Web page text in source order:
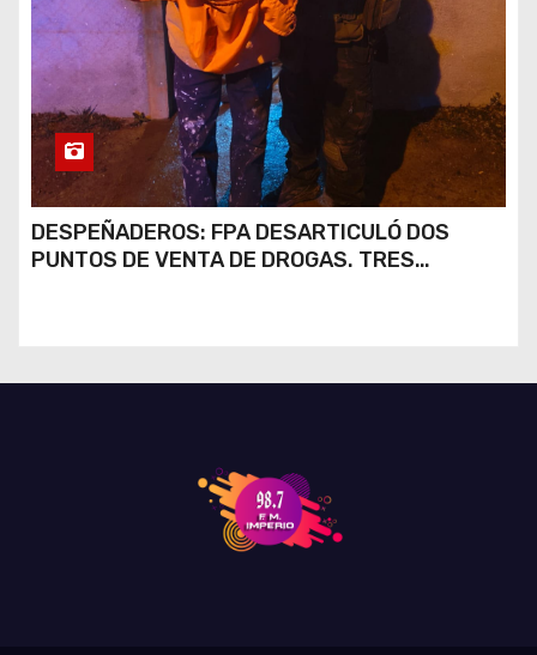
DESPEÑADEROS: FPA DESARTICULÓ DOS
PUNTOS DE VENTA DE DROGAS. TRES